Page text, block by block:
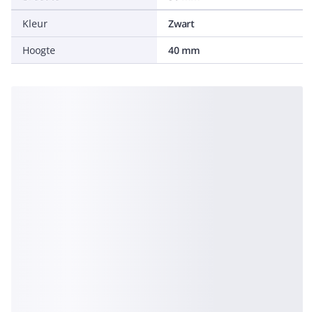
Kleur
Zwart
Hoogte
40 mm